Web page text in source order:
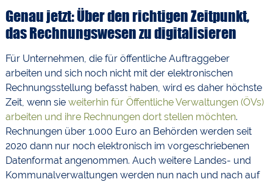
Genau jetzt: Über den richtigen Zeitpunkt,
das Rechnungswesen zu digitalisieren
Für Unternehmen, die für öffentliche Auftraggeber
arbeiten und sich noch nicht mit der elektronischen
Rechnungsstellung befasst haben, wird es daher höchste
Zeit, wenn sie weiterhin für Öffentliche Verwaltungen (ÖVs)
arbeiten und ihre Rechnungen dort stellen möchten.
Rechnungen über 1.000 Euro an Behörden werden seit
2020 dann nur noch elektronisch im vorgeschriebenen
Datenformat angenommen. Auch weitere Landes- und
Kommunalverwaltungen werden nun nach und nach auf